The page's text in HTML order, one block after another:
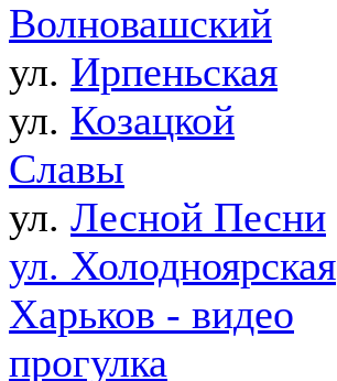
Волновашский
ул. Ирпеньская
ул. Козацкой
Славы
ул. Лесной Песни
ул. Холодноярская
Харьков - видео
прогулка